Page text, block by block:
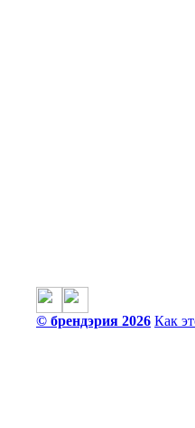
© брендэрия 2026 Как